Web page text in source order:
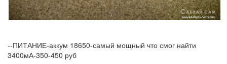
--ПИТАНИЕ-аккум 18650-самый мощный что смог найти
3400мА-350-450 руб